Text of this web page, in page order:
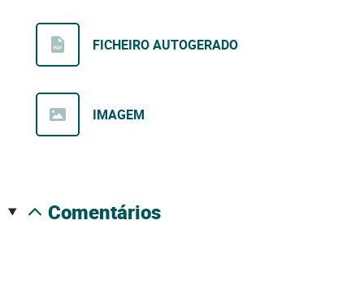
FICHEIRO AUTOGERADO
IMAGEM
comentários